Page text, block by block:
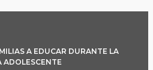
A EDUCAR DURANTE LA
ADOLESCENTE